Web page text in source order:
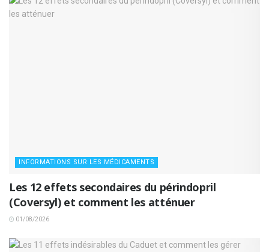
INFORMATIONS SUR LES MÉDICAMENTS
Les 12 effets secondaires du périndopril
(Coversyl) et comment les atténuer
01/08/2026